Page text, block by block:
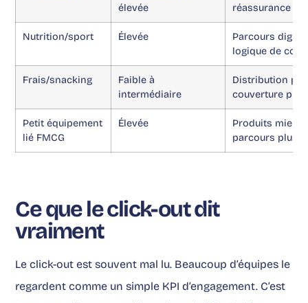
élevée
réassurance
Nutrition/sport Élevée
Parcours
logique de
Frais/snacking
Faible à
intermédiaire
Distribution
couverture
Petit équipement
lié FMCG
Élevée
Produits mieux
parcours plus
Ce que le click-out dit
vraiment
Le click-out est souvent mal lu. Beaucoup d’équipes le
regardent comme un simple KPI d’engagement. C’est